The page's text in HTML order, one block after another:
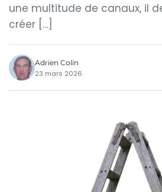
une multitude de canaux, il
créer […]
Adrien Colin
23 mars 2026